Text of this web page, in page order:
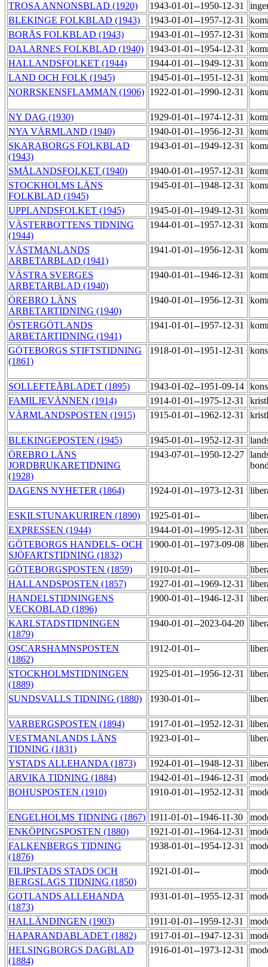
TROSA ANNONSBLAD (1920) 1943-01-01--1950-12-31
BLEKINGE FOLKBLAD (1943)
1943-01-01--1957-12-31
BORÅS FOLKBLAD (1943)
1943-01-01--1957-12-31
DALARNES FOLKBLAD (1940)
1943-01-01--1954-12-31
HALLANDSFOLKET (1944)
1944-01-01--1949-12-31
LAND OCH FOLK (1945)
1945-01-01--1951-12-31
NORRSKENSFLAMMAN (1906) 1922-01-01--1990-12-31
NY DAG (1930) 1929-01-01--1974-12-31
NYA VÄRMLAND (1940)
1940-01-01--1956-12-31
SKARABORGS FOLKBLAD
(1943)
1943-01-01--1949-12-31
SMÅLANDSFOLKET (1940) 1940-01-01--1957-12-31
STOCKHOLMS LÄNS
FOLKBLAD (1945)
1945-01-01--1948-12-31
UPPLANDSFOLKET (1945) 1945-01-01--1949-12-31
VÄSTERBOTTENS TIDNING
(1944)
1944-01-01--1957-12-31
VÄSTMANLANDS
ARBETARBLAD (1941)
1941-01-01--1956-12-31
VÄSTRA SVERGES
ARBETARBLAD (1940)
1940-01-01--1946-12-31
ÖREBRO LÄNS
ARBETARTIDNING (1940)
1940-01-01--1956-12-31
ÖSTERGÖTLANDS
ARBETARTIDNING (1941)
1941-01-01--1957-12-31
GÖTEBORGS STIFTSTIDNING
(1861)
1918-01-01--1951-12-31
SOLLEFTEÅBLADET (1895) 1943-01-02--1951-09-14
FAMILJEVÄNNEN (1914)
1914-01-01--1975-12-31
VÄRMLANDSPOSTEN (1915)
1915-01-01--1962-12-31
BLEKINGEPOSTEN (1945) 1945-01-01--1952-12-31
ÖREBRO LÄNS
JORDBRUKARETIDNING
(1928)
1943-07-01--1950-12-27
DAGENS NYHETER (1864) 1924-01-01--1973-12-31
ESKILSTUNAKURIREN (1890) 1925-01-01--
EXPRESSEN (1944)
1944-01-01--1995-12-31
GÖTEBORGS HANDELS- OCH
SJÖFARTSTIDNING (1832)
1900-01-01--1973-09-08
GÖTEBORGSPOSTEN (1859) 1910-01-01--
HALLANDSPOSTEN (1857)
1927-01-01--1969-12-31
HANDELSTIDNINGENS
VECKOBLAD (1896)
1900-01-01--1946-12-31
KARLSTADSTIDNINGEN
(1879)
1940-01-01--2023-04-20
OSCARSHAMNSPOSTEN
(1862)
1912-01-01--
STOCKHOLMSTIDNINGEN
(1889)
1925-01-01--1956-12-31
SUNDSVALLS TIDNING (1880) 1930-01-01--
VARBERGSPOSTEN (1894) 1917-01-01--1952-12-31
VESTMANLANDS LÄNS
TIDNING (1831)
1923-01-01--
YSTADS ALLEHANDA (1873) 1924-01-01--1948-12-31
ARVIKA TIDNING (1884)
1942-01-01--1946-12-31
BOHUSPOSTEN (1910)
1910-01-01--1952-12-31
ENGELHOLMS TIDNING (1867) 1911-01-01--1946-11-30
ENKÖPINGSPOSTEN (1880)
1921-01-01--1964-12-31
FALKENBERGS TIDNING
(1876)
1938-01-01--1954-12-31
FILIPSTADS STADS OCH
BERGSLAGS TIDNING (1850)
1921-01-01--
GOTLANDS ALLEHANDA
(1873)
1931-01-01--1955-12-31
HALLÄNDINGEN (1903) 1911-01-01--1959-12-31
HAPARANDABLADET (1882)
1917-01-01--1947-12-31
HELSINGBORGS DAGBLAD
(1884)
1916-01-01--1973-12-31